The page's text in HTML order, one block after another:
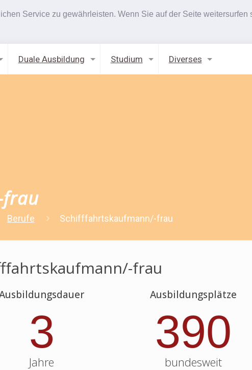
Service zu gewährleisten. Wenn Sie auf der Seite weitersurfen
Duale Ausbildung Studium Diverses
Berufe Schifffahrtskaufmann/-frau
frau
3
Jahre
Ausbildungsplätze
390
bundesweit